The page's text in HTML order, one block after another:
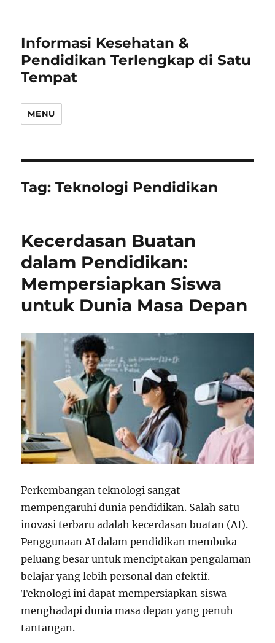
Informasi Kesehatan &
Pendidikan Terlengkap di Satu
Tempat
MENU
Tag:Teknologi Pendidikan
Kecerdasan Buatan
dalam Pendidikan:
Mempersiapkan Siswa
untuk Dunia Masa Depan
Perkembangan teknologi sangat
mempengaruhi dunia pendidikan. Salah satu
inovasi terbaru adalah kecerdasan buatan (AI).
Penggunaan AI dalam pendidikan membuka
peluang besar untuk menciptakan pengalaman
belajar yang lebih personal dan efektif.
Teknologi ini dapat mempersiapkan siswa
menghadapi dunia masa depan yang penuh
tantangan.